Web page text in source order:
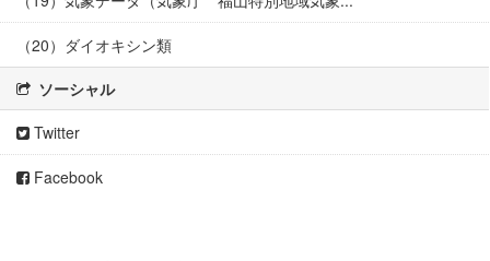
（20）ダイオキシン類
ソーシャル
Twitter
Facebook